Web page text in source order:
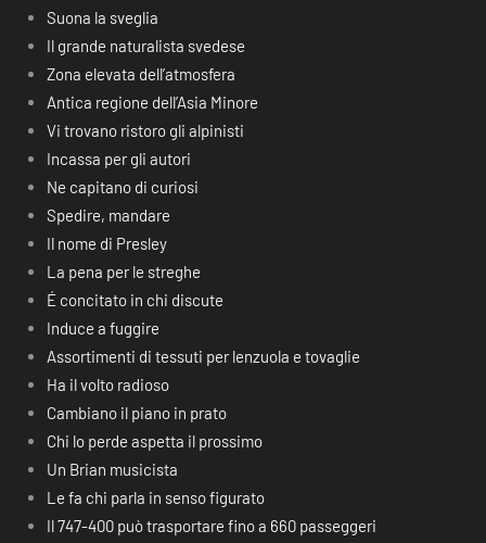
Suona la sveglia
Il grande naturalista svedese
Zona elevata dell’atmosfera
Antica regione dell’Asia Minore
Vi trovano ristoro gli alpinisti
Incassa per gli autori
Ne capitano di curiosi
Spedire, mandare
Il nome di Presley
La pena per le streghe
É concitato in chi discute
Induce a fuggire
Assortimenti di tessuti per lenzuola e tovaglie
Ha il volto radioso
Cambiano il piano in prato
Chi lo perde aspetta il prossimo
Un Brian musicista
Le fa chi parla in senso figurato
Il 747-400 può trasportare fino a 660 passeggeri